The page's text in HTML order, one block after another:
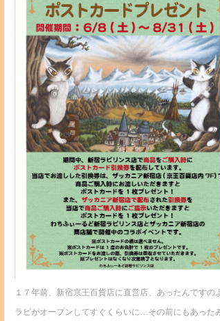
１７年前、新宿京王百貨店に直営店、あったんですの
ラビがオープンしてすぐくらいに…その前にもあった